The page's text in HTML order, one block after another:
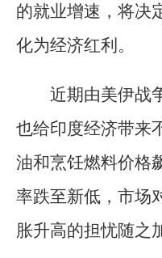
的就业增速，将决
化为经济红利。
近期由美伊战
也给印度经济带来
油和烹饪燃料价格
率跌至新低，市场
胀升高的担忧随之